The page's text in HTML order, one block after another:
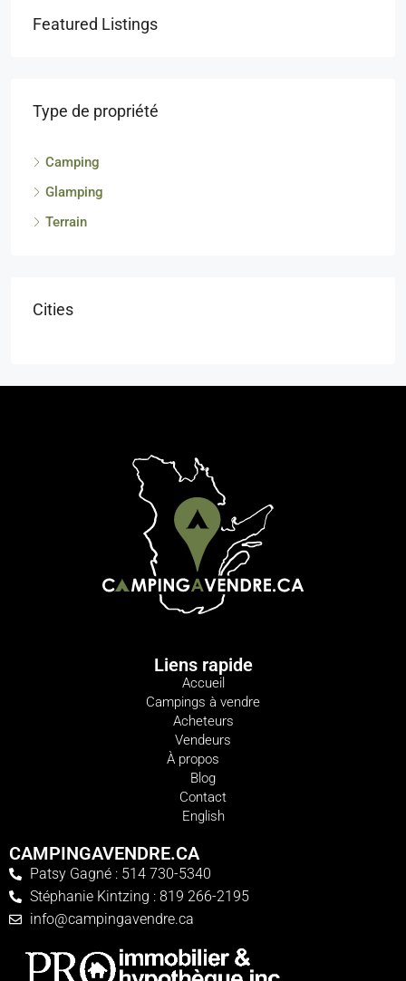
Featured Listings
Type de propriété
Camping
Glamping
Terrain
Cities
Liens rapide
Accueil
Campings à vendre
Acheteurs
Vendeurs
À propos
Blog
Contact
English
CAMPINGAVENDRE.CA
Patsy Gagné : 514 730-5340
Stéphanie Kintzing : 819 266-2195
info@campingavendre.ca